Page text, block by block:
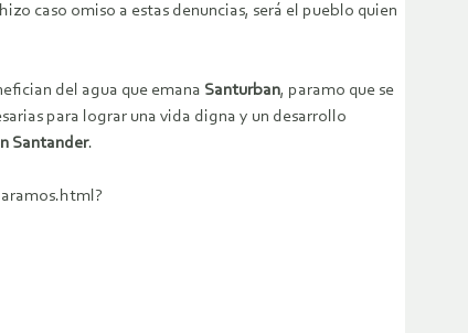
caso omiso a estas denuncias, será el pueblo quien
del agua que emana Santurban, paramo que se
para lograr una vida digna y un desarrollo
Santander.